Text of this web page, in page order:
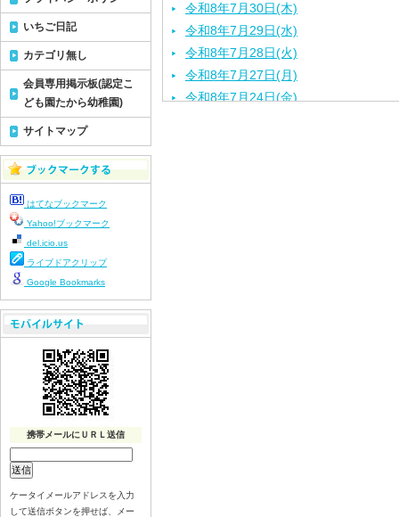
令和8年7月30日(木)
令和8年7月29日(水)
令和8年7月28日(火)
令和8年7月27日(月)
令和8年7月24日(金)
いちご日記
カテゴリ無し
会員専用掲示板(認定こ
ども園たから幼稚園)
サイトマップ
はてなブックマーク
Yahoo!ブックマーク
del.icio.us
ライブドアクリップ
Google Bookmarks
携帯メールにＵＲＬ送信
ケータイメールアドレスを入力
して送信ボタンを押せば、メー